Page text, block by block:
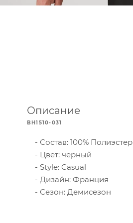
Описание
BH1510-031
Состав: 100% Полиэстер
Цвет: черный
Style: Casual
Дизайн: Франция
Сезон: Демисезон